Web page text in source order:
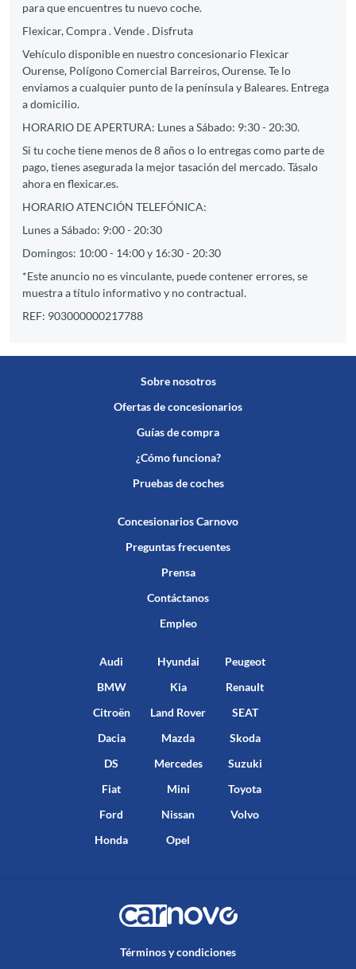
para que encuentres tu nuevo coche.
Flexicar, Compra . Vende . Disfruta
Vehículo disponible en nuestro concesionario Flexicar
Ourense, Polígono Comercial Barreiros, Ourense. Te lo
enviamos a cualquier punto de la península y Baleares. Entrega
a domicilio.
HORARIO DE APERTURA: Lunes a Sábado: 9:30 - 20:30.
Si tu coche tiene menos de 8 años o lo entregas como parte de
pago, tienes asegurada la mejor tasación del mercado. Tásalo
ahora en flexicar.es.
HORARIO ATENCIÓN TELEFÓNICA:
Lunes a Sábado: 9:00 - 20:30
Domingos: 10:00 - 14:00 y 16:30 - 20:30
*Este anuncio no es vinculante, puede contener errores, se
muestra a título informativo y no contractual.
REF: 903000000217788
Sobre nosotros
Ofertas de concesionarios
Guías de compra
¿Cómo funciona?
Pruebas de coches
Concesionarios Carnovo
Preguntas frecuentes
Prensa
Contáctanos
Empleo
Audi
BMW
Citroën
Dacia
DS
Fiat
Ford
Honda
Hyundai
Kia
Land Rover
Mazda
Mercedes
Mini
Nissan
Opel
Peugeot
Renault
SEAT
Skoda
Suzuki
Toyota
Volvo
Términos y condiciones